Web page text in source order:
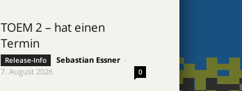
TOEM 2 – hat einen
Termin
Release-Info Sebastian Essner
7. August 2026
0